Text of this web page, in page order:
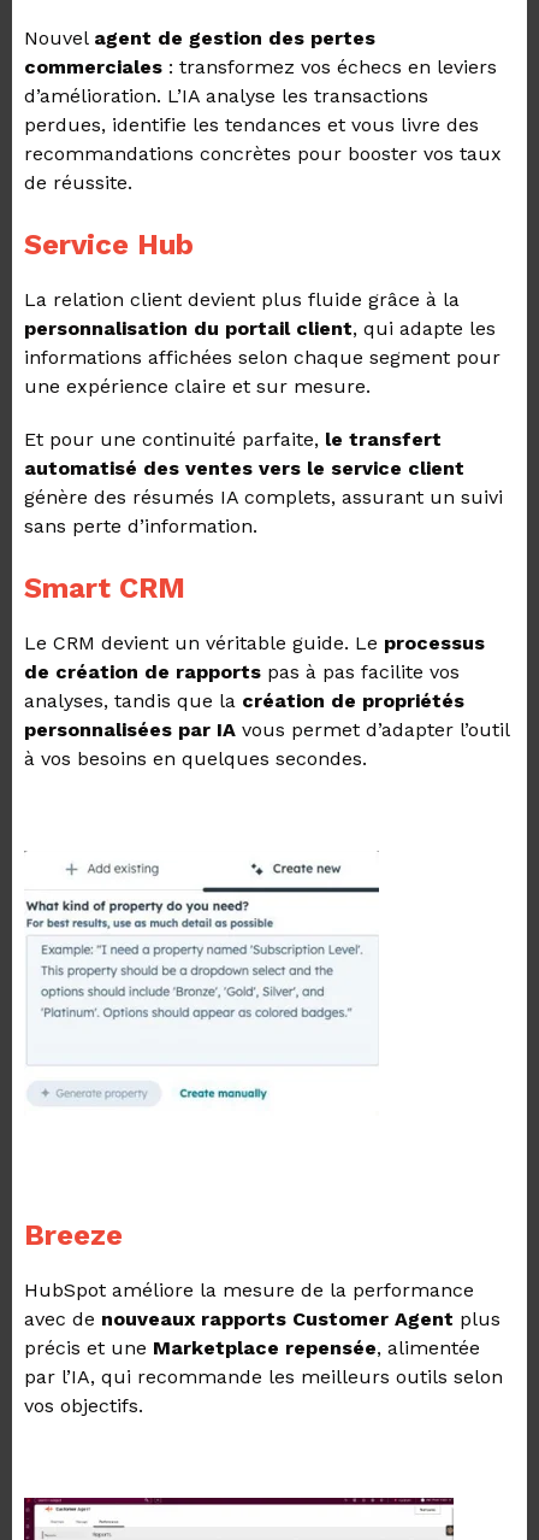
Nouvel agent de gestion des pertes
commerciales : transformez vos échecs en leviers
d’amélioration. L’IA analyse les transactions
perdues, identifie les tendances et vous livre des
recommandations concrètes pour booster vos taux
de réussite.
Service Hub
La relation client devient plus fluide grâce à la
personnalisation du portail client, qui adapte les
informations affichées selon chaque segment pour
une expérience claire et sur mesure.
Et pour une continuité parfaite, le transfert
automatisé des ventes vers le service client
génère des résumés IA complets, assurant un suivi
sans perte d’information.
Smart CRM
Le CRM devient un véritable guide. Le processus
de création de rapports pas à pas facilite vos
analyses, tandis que la création de propriétés
personnalisées par IA vous permet d’adapter l’outil
à vos besoins en quelques secondes.
Breeze
HubSpot améliore la mesure de la performance
avec de nouveaux rapports Customer Agent plus
précis et une Marketplace repensée, alimentée
par l’IA, qui recommande les meilleurs outils selon
vos objectifs.